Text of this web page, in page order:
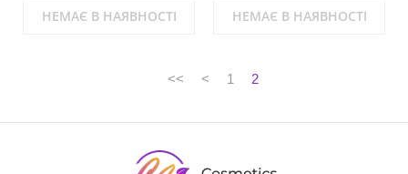
НЕМАЄ В НАЯВНОСТІ НЕМАЄ В НАЯВНОСТІ
<< < 1 2